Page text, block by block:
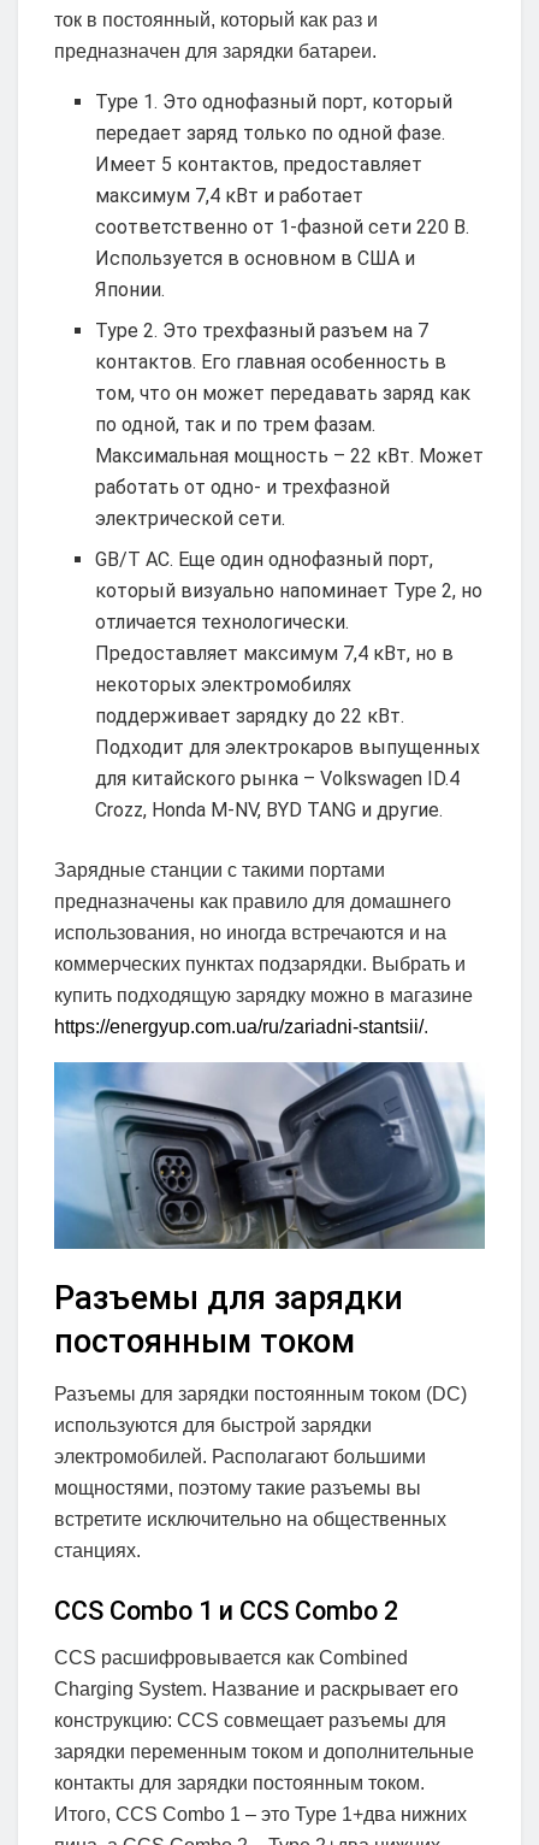
ток в постоянный, который как раз и
предназначен для зарядки батареи.
Type 1. Это однофазный порт, который
передает заряд только по одной фазе.
Имеет 5 контактов, предоставляет
максимум 7,4 кВт и работает
соответственно от 1-фазной сети 220 В.
Используется в основном в США и
Японии.
Type 2. Это трехфазный разъем на 7
контактов. Его главная особенность в
том, что он может передавать заряд как
по одной, так и по трем фазам.
Максимальная мощность – 22 кВт. Может
работать от одно- и трехфазной
электрической сети.
GB/T AC. Еще один однофазный порт,
который визуально напоминает Type 2, но
отличается технологически.
Предоставляет максимум 7,4 кВт, но в
некоторых электромобилях
поддерживает зарядку до 22 кВт.
Подходит для электрокаров выпущенных
для китайского рынка – Volkswagen ID.4
Crozz, Honda M-NV, BYD TANG и другие.
Зарядные станции с такими портами
предназначены как правило для домашнего
использования, но иногда встречаются и на
коммерческих пунктах подзарядки. Выбрать и
купить подходящую зарядку можно в магазине
https://energyup.com.ua/ru/zariadni-stantsii/.
Разъемы для зарядки
постоянным током
Разъемы для зарядки постоянным током (DC)
используются для быстрой зарядки
электромобилей. Располагают большими
мощностями, поэтому такие разъемы вы
встретите исключительно на общественных
станциях.
CCS Combo 1 и CCS Combo 2
CCS расшифровывается как Combined
Charging System. Название и раскрывает его
конструкцию: CCS совмещает разъемы для
зарядки переменным током и дополнительные
контакты для зарядки постоянным током.
Итого, CCS Combo 1 – это Type 1+два нижних